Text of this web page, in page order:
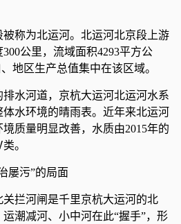
称为北运河。北运河北京段上游
公里，流域面积4293平方公
地区生产总值集中在该区域。
水河道，京杭大运河北运河水系
水环境的晴雨表。近年来北运河
质量明显改善，水质由2015年的
。
屡污”的局面
拦河闸是千里京杭大运河的北
潮减河、小中河在此“握手”，形